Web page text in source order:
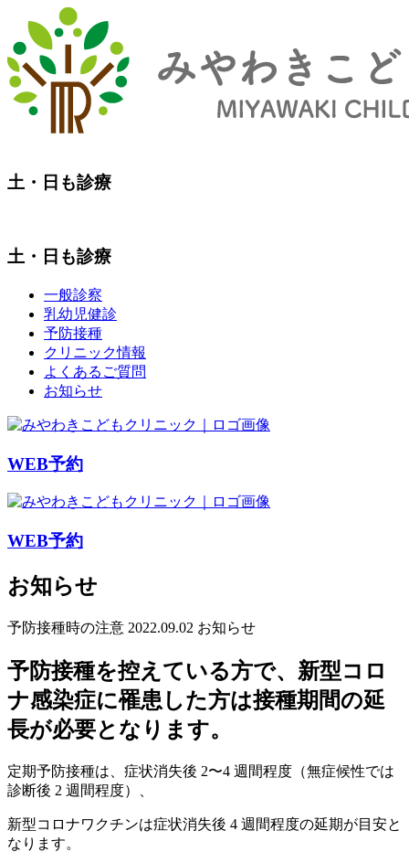
土・日も診療
土・日も診療
一般診察
乳幼児健診
予防接種
クリニック情報
よくあるご質問
お知らせ
WEB予約
WEB予約
お知らせ
予防接種時の注意 2022.09.02 お知らせ
予防接種を控えている方で、新型コロ
ナ感染症に罹患した方は接種期間の延
長が必要となります。
定期予防接種は、症状消失後 2〜4 週間程度（無症候性では
診断後 2 週間程度）、
新型コロナワクチンは症状消失後 4 週間程度の延期が目安と
なります。